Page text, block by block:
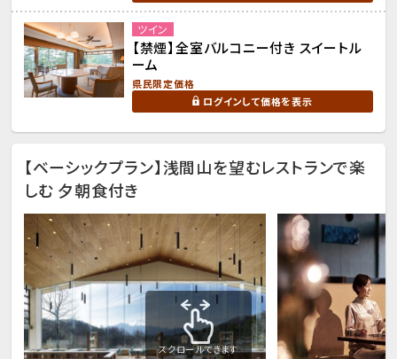
ツイン
【禁煙】全室バルコニー付き スイートル
ーム
県民限定価格
ログインして価格を表示
【ベーシックプラン】浅間山を望むレストランで楽
しむ 夕朝食付き
スクロールできます